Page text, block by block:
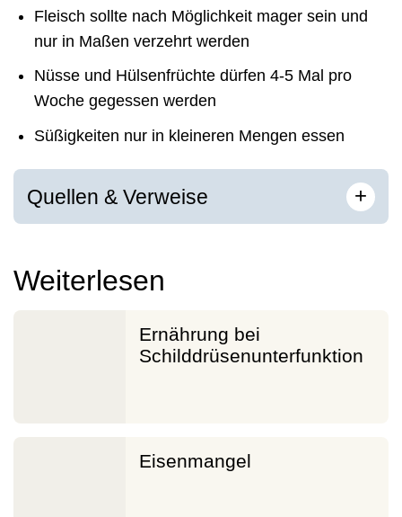
Fleisch sollte nach Möglichkeit mager sein und
nur in Maßen verzehrt werden
Nüsse und Hülsenfrüchte dürfen 4-5 Mal pro
Woche gegessen werden
Süßigkeiten nur in kleineren Mengen essen
Quellen & Verweise +
Weiterlesen
Ernährung bei
Schilddrüsenunterfunktion
Eisenmangel